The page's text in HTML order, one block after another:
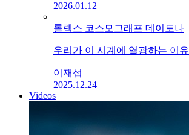
2026.01.12
롤렉스 코스모그래프 데이토나
우리가 이 시계에 열광하는 이유
이재섭
2025.12.24
Videos